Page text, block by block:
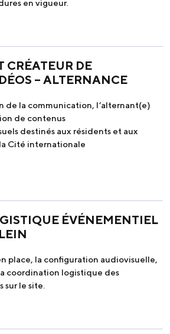
en vigueur.
CRÉATEUR DE
– ALTERNANCE
de la communication, l’alternant(e)
de contenus
destinés aux résidents et aux
Cité internationale
ÉVÉNEMENTIEL
place, la configuration audiovisuelle,
coordination logistique des
sur le site.